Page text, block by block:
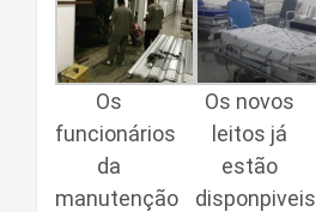
Os
funcionários
da
manutenção
Os novos
leitos já
estão
disponpiveis